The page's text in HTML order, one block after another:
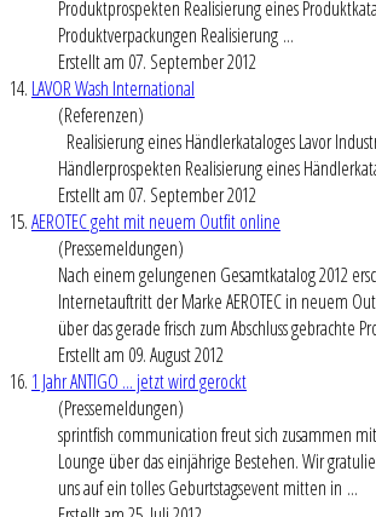
Produktprospekten Realisierung eines
Produktverpackungen Realisierung ...
Erstellt am 07. September 2012
14. LAVOR Wash International
(Referenzen)
Realisierung eines Händlerkataloges Lavor
Händlerprospekten Realisierung eines
Erstellt am 07. September 2012
15.AEROTEC geht mit neuem Outfit online
(Pressemeldungen)
Nach einem gelungenen Gesamtkatalog 2012
Internetauftritt der Marke AEROTEC in neuem
über das gerade frisch zum Abschluss gebrachte
Erstellt am 09. August 2012
16. 1 Jahr ANTIGO ... jetzt wird gerockt
(Pressemeldungen)
sprintfish communication freut sich zusammen
Lounge über das einjährige Bestehen. Wir
uns auf ein tolles Geburtstagsevent mitten in ...